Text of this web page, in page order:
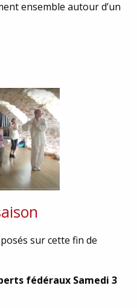
ensemble autour d’un
sur cette fin de
fédéraux Samedi 3